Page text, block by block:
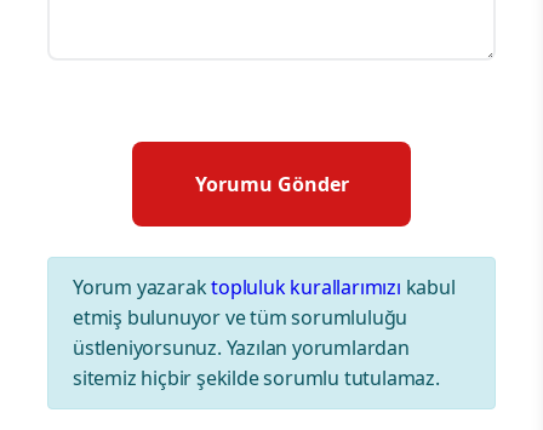
Yorum yazaraktopluluk kurallarımızı kabul
etmiş bulunuyor ve tüm sorumluluğu
üstleniyorsunuz. Yazılan yorumlardan
sitemiz hiçbir şekilde sorumlu tutulamaz.